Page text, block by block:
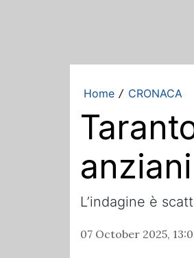
Home / CRONACA
L’indagine è
07 October 2025,